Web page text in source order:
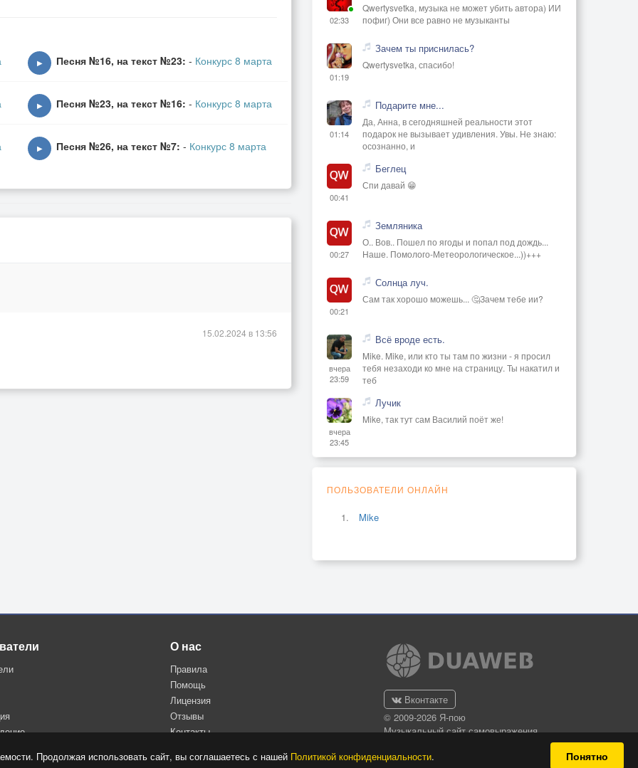
Продолжая использовать сайт, вы соглашаетесь с нашей Политикой конфиденциальности. Понятно
▶ Песня №16, на текст №23: - Конкурс 8 марта
▶ Песня №23, на текст №16: - Конкурс 8 марта
▶ Песня №26, на текст №7: - Конкурс 8 марта
15.02.2024 в 13:56
02:33
Qwertysvetka, музыка не может убить автора) ИИ
пофиг) Они все равно не музыканты
01:19
Зачем ты приснилась?
Qwertysvetka, спасибо!
01:14
Подарите мне...
Да, Анна, в сегодняшней реальности этот
подарок не вызывает удивления. Увы. Не знаю:
осознанно, и
00:41
Беглец
Спи давай 😁
00:27
Земляника
О.. Вов.. Пошел по ягоды и попал под дождь...
Наше. Помолого-Метеорологическое...))+++
00:21
Солнца луч.
Сам так хорошо можешь... 🤔Зачем тебе ии?
вчера
23:59
Всё вроде есть.
Mike. Mike, или кто ты там по жизни - я просил
тебя незаходи ко мне на страницу. Ты накатил и
теб
вчера
23:45
Лучик
Mike, так тут сам Василий поёт же!
ПОЛЬЗОВАТЕЛИ ОНЛАЙН
Mike
О нас
Правила
Помощь
Лицензия
Отзывы
Контакты
Вконтакте
© 2009-2026 Я-пою
Музыкальный сайт самовыражения